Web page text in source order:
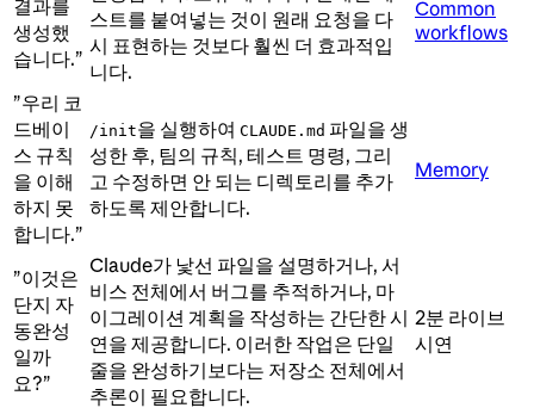
결과를
생성했
습니다.”
스트를 붙여넣는 것이 원래 요청을 다
시 표현하는 것보다 훨씬 더 효과적입
니다.
Common
workflows
”우리 코
드베이
스 규칙
을 이해
하지 못
합니다.”
/init을 실행하여 CLAUDE.md 파일을 생
성한 후, 팀의 규칙, 테스트 명령, 그리
고 수정하면 안 되는 디렉토리를 추가
하도록 제안합니다.
Memory
”이것은
단지 자
동완성
일까
요?”
Claude가 낯선 파일을 설명하거나, 서
비스 전체에서 버그를 추적하거나, 마
이그레이션 계획을 작성하는 간단한 시
연을 제공합니다. 이러한 작업은 단일
줄을 완성하기보다는 저장소 전체에서
추론이 필요합니다.
2분 라이브
시연